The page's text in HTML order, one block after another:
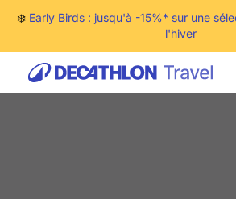
❄️ Early Birds : jusqu'à -15%* sur une
l'hiver